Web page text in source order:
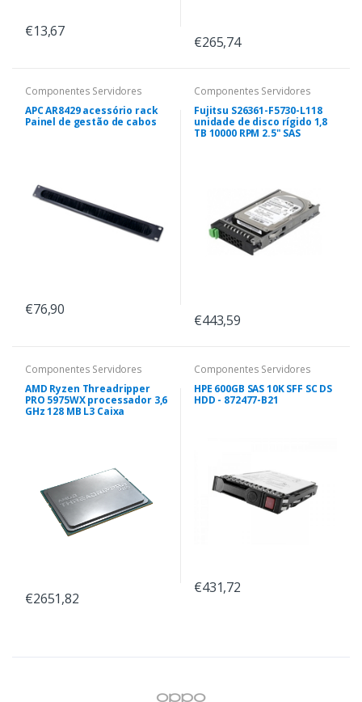
€13,67
€265,74
Componentes Servidores
APC AR8429 acessório rack
Painel de gestão de cabos
€76,90
Componentes Servidores
Fujitsu S26361-F5730-L118
unidade de disco rígido 1,8
TB 10000 RPM 2.5" SAS
€443,59
Componentes Servidores
AMD Ryzen Threadripper
PRO 5975WX processador 3,6
GHz 128 MB L3 Caixa
€2651,82
Componentes Servidores
HPE 600GB SAS 10K SFF SC DS
HDD - 872477-B21
€431,72